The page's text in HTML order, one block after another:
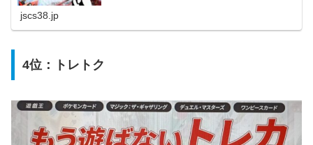
jscs38.jp
4位： トレトク